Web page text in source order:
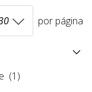
por página
(1)